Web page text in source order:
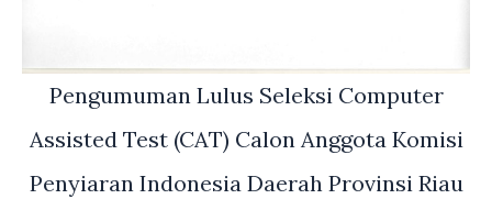
Pengumuman Lulus Seleksi Computer
Assisted Test (CAT) Calon Anggota Komisi
Penyiaran Indonesia Daerah Provinsi Riau